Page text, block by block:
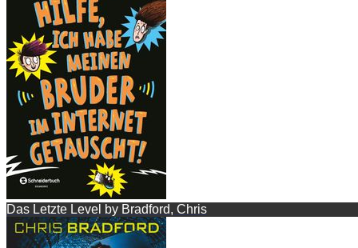
Das Letzte Level by Bradford, Chris